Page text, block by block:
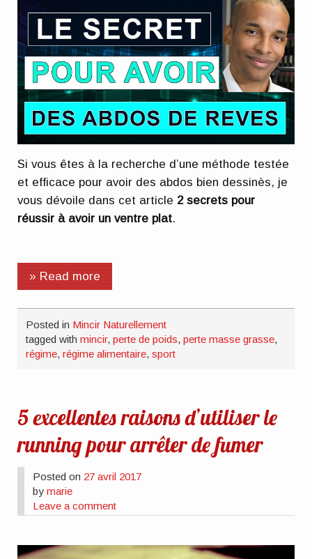
Si vous êtes à la recherche d’une méthode testée
et efficace pour avoir des abdos bien dessinès, je
vous dévoile dans cet article 2 secrets pour
réussir à avoir un ventre plat.
» Read more
Posted in Mincir Naturellement
tagged withmincir,perte de poids,perte masse grasse,
régime,régime alimentaire,sport
5 excellentes raisons d’utiliser le
running pour arrêter de fumer
Posted on 27 avril 2017
bymarie
Leave a comment